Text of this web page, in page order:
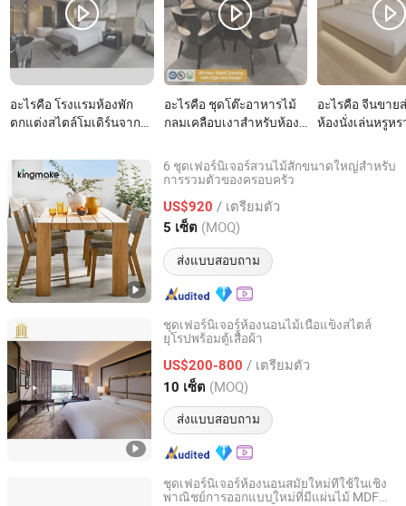
อะไรคือ โรงแรมห้องพัก
ตกแต่งสไตล์โมเดิร์นจาก
ออกแบบภายในหรูหรา ชุด
เฟอร์นิเจอร์ห้องนอนไม้
อะไรคือ ชุดโต๊ะอาหารไม้
กลมเคลือบเงาสำหรับห้อง
โต๊ะหมุน
อะไรคือ จีนขาย
ห้องนั่งเล่นหรูหร
เตียงห้องนอนไ
เฟอร์นิเจอร์โรง
6 ชุดเฟอร์นิเจอร์สวนไม้สักขนาดใหญ่สำหรับ
การรวมตัวของครอบครัว
US$920 / เตรียมตัว
5 เซ็ต (MOQ)
ส่งแบบสอบถาม
Foshan Kingmake Industry Co., Ltd.
Guangdong, China อัตราจาก 2025
ชุดเฟอร์นิเจอร์ห้องนอนไม้เนื้อแข็งสไตล์
ยุโรปพร้อมตู้เสื้อผ้า
US$200-800 / เตรียมตัว
10 เซ็ต (MOQ)
ส่งแบบสอบถาม
FOSHAN H&P (DUGAO) FURNITURE CO., LTD
Guangdong, China อัตราจาก 2013
ชุดเฟอร์นิเจอร์ห้องนอนสมัยใหม่ที่ใช้ในเชิง
พาณิชย์การออกแบบใหม่ที่มีแผ่นไม้ MDF